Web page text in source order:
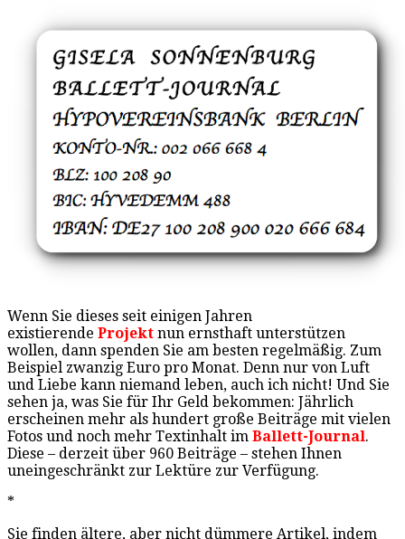
Wenn Sie dieses seit einigen Jahren
existierende Projekt nun ernsthaft unterstützen
wollen, dann spenden Sie am besten regelmäßig. Zum
Beispiel zwanzig Euro pro Monat. Denn nur von Luft
und Liebe kann niemand leben, auch ich nicht! Und Sie
sehen ja, was Sie für Ihr Geld bekommen: Jährlich
erscheinen mehr als hundert große Beiträge mit vielen
Fotos und noch mehr Textinhalt im Ballett-Journal.
Diese – derzeit über 960 Beiträge – stehen Ihnen
uneingeschränkt zur Lektüre zur Verfügung.
*
Sie finden ältere, aber nicht dümmere Artikel, indem